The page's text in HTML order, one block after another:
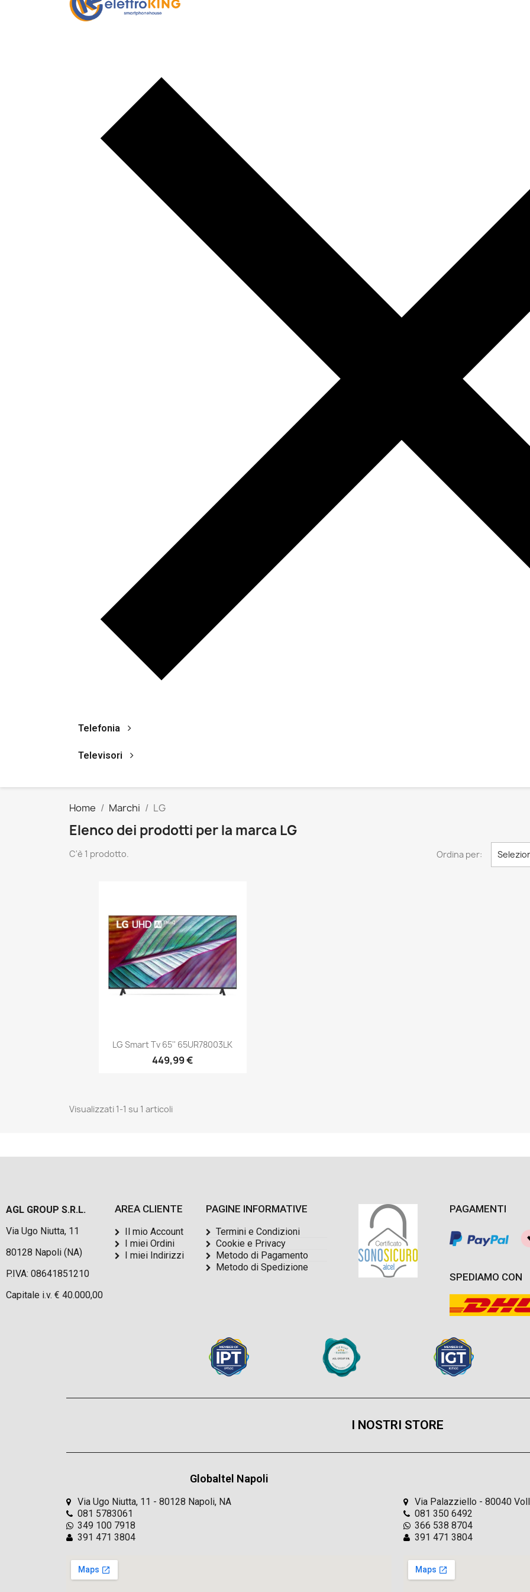
Telefonia
Televisori
Home Marchi LG
Elenco dei prodotti per la marca LG
C'è 1 prodotto. Ordina per:
LG Smart Tv 65'' 65UR78003LK
449,99 €
Anteprima
Visualizzati 1-1 su 1 articoli
AGL GROUP S.R.L.
Via Ugo Niutta, 11
80128 Napoli (NA)
P.IVA: 08641851210
Capitale i.v. € 40.000,00
AREA CLIENTE
Il mio Account
I miei Ordini
I miei Indirizzi
PAGINE INFORMATIVE
Termini e Condizioni
Cookie e Privacy
Metodo di Pagamento
Metodo di Spedizione
PAGAMENTI
SPEDIAMO CON
I NOSTRI STORE
Globaltel Napoli
Via Ugo Niutta, 11 - 80128 Napoli, NA
081 5783061
349 100 7918
391 471 3804
Via Palazziello - 80040
081 350 6492
366 538 8704
391 471 3804